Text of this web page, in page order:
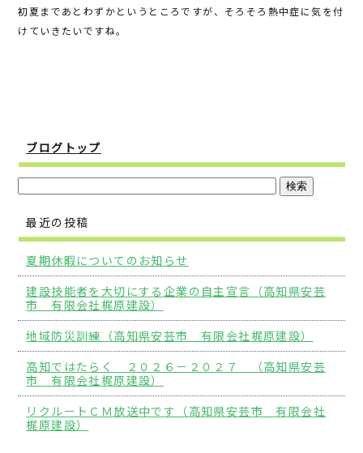
初夏まであとわずかというところですが、そろそろ熱中症に気を付
けていきたいですね。
ブログトップ
最近の投稿
夏期休暇についてのお知らせ
建設技能者を大切にする企業の自主宣言（高知県安芸
市 有限会社梶原建設）
地域防災訓練（高知県安芸市 有限会社梶原建設）
高知ではたらく ２０２６－２０２７ （高知県安芸
市 有限会社梶原建設）
リクルートＣＭ放送中です（高知県安芸市 有限会社
梶原建設）